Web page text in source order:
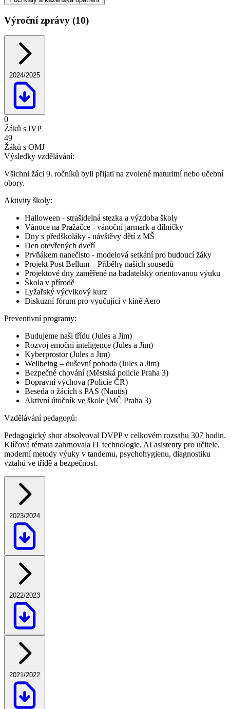
Výroční zprávy (10)
2024/2025
0
Žáků s IVP
49
Žáků s OMJ
Výsledky vzdělávání:
Všichni žáci 9. ročníků byli přijati na zvolené maturitní nebo učební
obory.
Aktivity školy:
Halloween - strašidelná stezka a výzdoba školy
Vánoce na Pražačce - vánoční jarmark a dílničky
Dny s předškoláky - návštěvy dětí z MŠ
Den otevřených dveří
Prvňákem nanečisto - modelová setkání pro budoucí žáky
Projekt Post Bellum – Příběhy našich sousedů
Projektové dny zaměřené na badatelsky orientovanou výuku
Škola v přírodě
Lyžařský výcvikový kurz
Diskuzní fórum pro vyučující v kině Aero
Preventivní programy:
Budujeme naši třídu (Jules a Jim)
Rozvoj emoční inteligence (Jules a Jim)
Kyberprostor (Jules a Jim)
Wellbeing – duševní pohoda (Jules a Jim)
Bezpečné chování (Městská policie Praha 3)
Dopravní výchova (Policie ČR)
Beseda o žácích s PAS (Nautis)
Aktivní útočník ve škole (MČ Praha 3)
Vzdělávání pedagogů:
Pedagogický sbor absolvoval DVPP v celkovém rozsahu 307 hodin.
Klíčová témata zahrnovala IT technologie, AI asistenty pro učitele,
moderní metody výuky v tandemu, psychohygienu, diagnostiku
vztahů ve třídě a bezpečnost.
2023/2024
2022/2023
2021/2022